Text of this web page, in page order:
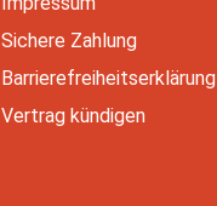
Sichere Zahlung
Barrierefreiheitserklärung
Vertrag kündigen